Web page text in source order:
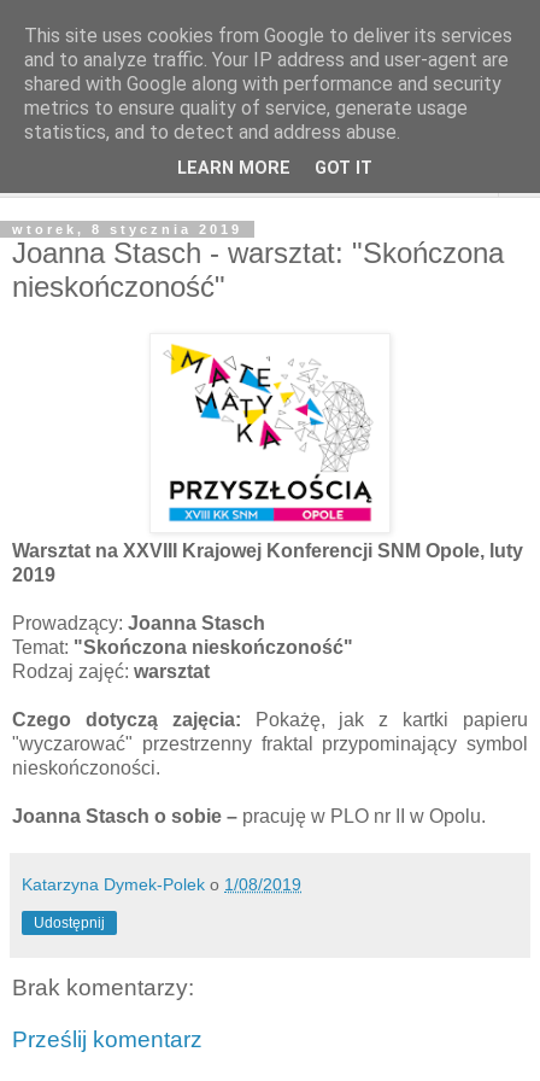
wtorek, 8 stycznia 2019
Joanna Stasch - warsztat: "Skończona
nieskończoność"
Warsztat na XXVIII Krajowej Konferencji SNM Opole, luty
2019
Prowadzący: Joanna Stasch
Temat: "Skończona nieskończoność"
Rodzaj zajęć: warsztat
Czego dotyczą zajęcia:
Pokażę, jak z kartki papieru
"wyczarować" przestrzenny fraktal przypominający symbol
nieskończoności.
Joanna Stasch o sobie – pracuję w PLO nr II w Opolu.
Katarzyna Dymek-Polek o 1/08/2019
Udostępnij
Brak komentarzy:
Prześlij komentarz
This site uses cookies from Google to deliver its services
and to analyze traffic. Your IP address and user-agent are
shared with Google along with performance and security
metrics to ensure quality of service, generate usage
statistics, and to detect and address abuse.
LEARN MORE GOT IT